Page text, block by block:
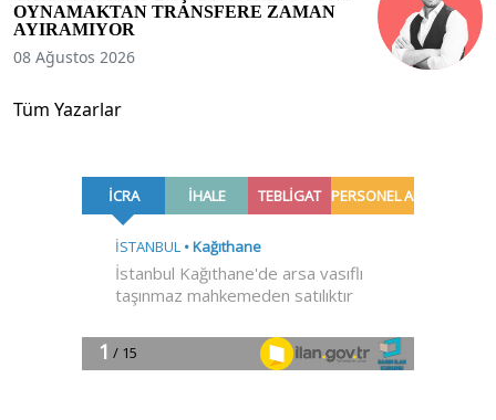
OYNAMAKTAN TRANSFERE ZAMAN
AYIRAMIYOR
08 Ağustos 2026
Tüm Yazarlar